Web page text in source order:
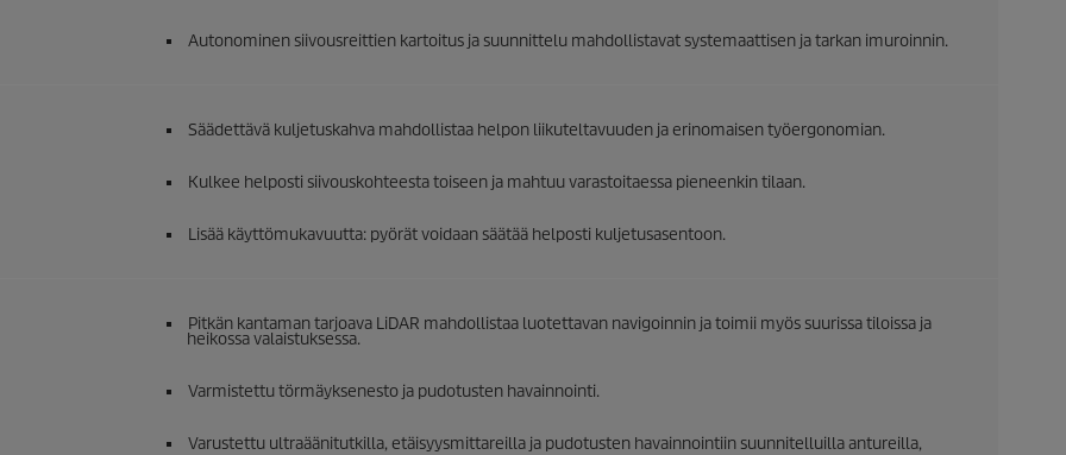
Autonominen siivousreittien kartoitus ja suunnittelu mahdollistavat systemaattisen ja tarkan imuroinnin.
Säädettävä kuljetuskahva mahdollistaa helpon liikuteltavuuden ja erinomaisen työergonomian.
Kulkee helposti siivouskohteesta toiseen ja mahtuu varastoitaessa pieneenkin tilaan.
Lisää käyttömukavuutta: pyörät voidaan säätää helposti kuljetusasentoon.
Pitkän kantaman tarjoava LiDAR mahdollistaa luotettavan navigoinnin ja toimii myös suurissa tiloissa ja
heikossa valaistuksessa.
Varmistettu törmäyksenesto ja pudotusten havainnointi.
Varustettu ultraäänitutkilla, etäisyysmittareilla ja pudotusten havainnointiin suunnitelluilla antureilla,